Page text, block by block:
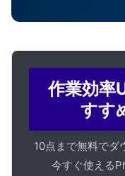
作業効率
すす
10点まで無料でダ
今すぐ使える